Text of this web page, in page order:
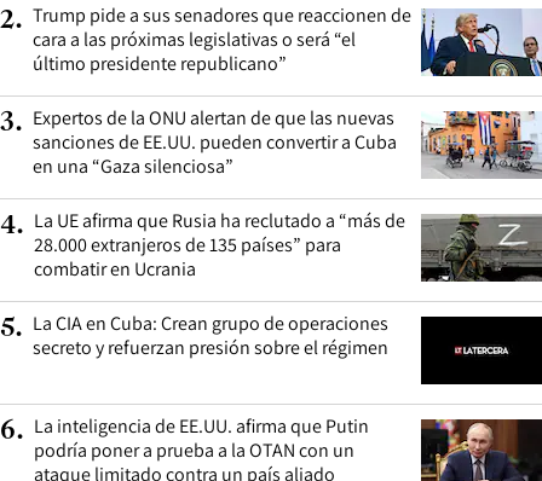
2. Trump pide a sus senadores que reaccionen de
cara a las próximas legislativas o será “el
último presidente republicano”
3. Expertos de la ONU alertan de que las nuevas
sanciones de EE.UU. pueden convertir a Cuba
en una “Gaza silenciosa”
4. La UE afirma que Rusia ha reclutado a “más de
28.000 extranjeros de 135 países” para
combatir en Ucrania
5. La CIA en Cuba: Crean grupo de operaciones
secreto y refuerzan presión sobre el régimen
6. La inteligencia de EE.UU. afirma que Putin
podría poner a prueba a la OTAN con un
ataque limitado contra un país aliado